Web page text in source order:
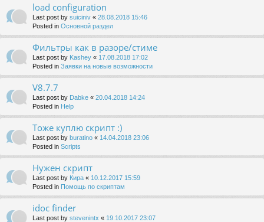
load configuration
Last post by suiciniv « 28.08.2018 15:46
Posted in Основной раздел
Фильтры как в разоре/стиме
Last post by Kashey « 17.08.2018 17:02
Posted in Заявки на новые возможности
V8.7.7
Last post by Dabke « 20.04.2018 14:24
Posted in Help
Тоже куплю скрипт :)
Last post by buratino « 14.04.2018 23:06
Posted in Scripts
Нужен скрипт
Last post by Кира « 10.12.2017 15:59
Posted in Помощь по скриптам
idoc finder
Last post by stevenintx « 19.10.2017 23:07